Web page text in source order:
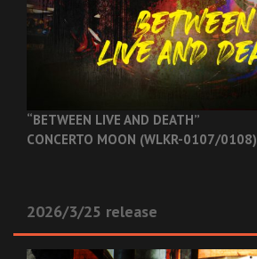
“BETWEEN LIVE AND DEATH”
CONCERTO MOON (WLKR-0107/0108)
2026/3/25 release